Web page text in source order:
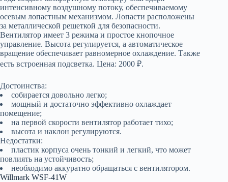
интенсивному воздушному потоку, обеспечиваемому
осевым лопастным механизмом. Лопасти расположены
за металлической решеткой для безопасности.
Вентилятор имеет 3 режима и простое кнопочное
управление. Высота регулируется, а автоматическое
вращение обеспечивает равномерное охлаждение. Также
есть встроенная подсветка. Цена: 2000 ₽.
Достоинства:
собирается довольно легко;
мощный и достаточно эффективно охлаждает
помещение;
на первой скорости вентилятор работает тихо;
высота и наклон регулируются.
Недостатки:
пластик корпуса очень тонкий и легкий, что может
повлиять на устойчивость;
необходимо аккуратно обращаться с вентилятором.
Willmark WSF-41W